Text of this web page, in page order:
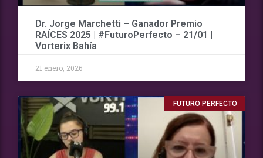
Dr. Jorge Marchetti – Ganador Premio
RAÍCES 2025 | #FuturoPerfecto – 21/01 |
Vorterix Bahía
21 enero, 2026
FUTURO PERFECTO